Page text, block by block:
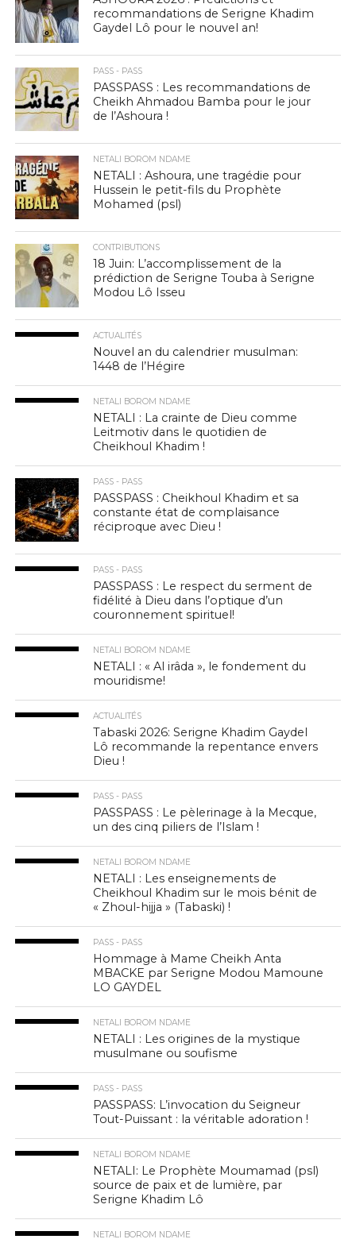
recommandations de Serigne Khadim
Gaydel Lô pour le nouvel an!
PASS - PASS
PASSPASS : Les recommandations de
Cheikh Ahmadou Bamba pour le jour
de l’Ashoura !
NETALI BOROM NDAME
NETALI : Ashoura, une tragédie pour
Hussein le petit-fils du Prophète
Mohamed (psl)
CONTRIBUTIONS
18 Juin: L’accomplissement de la
prédiction de Serigne Touba à Serigne
Modou Lô Isseu
ACTUALITÉS
Nouvel an du calendrier musulman:
1448 de l’Hégire
NETALI BOROM NDAME
NETALI : La crainte de Dieu comme
Leitmotiv dans le quotidien de
Cheikhoul Khadim !
PASS - PASS
PASSPASS : Cheikhoul Khadim et sa
constante état de complaisance
réciproque avec Dieu !
PASS - PASS
PASSPASS : Le respect du serment de
fidélité à Dieu dans l’optique d’un
couronnement spirituel!
NETALI BOROM NDAME
NETALI : « Al irâda », le fondement du
mouridisme!
ACTUALITÉS
Tabaski 2026: Serigne Khadim Gaydel
Lô recommande la repentance envers
Dieu !
PASS - PASS
PASSPASS : Le pèlerinage à la Mecque,
un des cinq piliers de l’Islam !
NETALI BOROM NDAME
NETALI : Les enseignements de
Cheikhoul Khadim sur le mois bénit de
« Zhoul-hijja » (Tabaski) !
PASS - PASS
Hommage à Mame Cheikh Anta
MBACKE par Serigne Modou Mamoune
LO GAYDEL
NETALI BOROM NDAME
NETALI : Les origines de la mystique
musulmane ou soufisme
PASS - PASS
PASSPASS: L’invocation du Seigneur
Tout-Puissant : la véritable adoration !
NETALI BOROM NDAME
NETALI: Le Prophète Moumamad (psl)
source de paix et de lumière, par
Serigne Khadim Lô
NETALI BOROM NDAME